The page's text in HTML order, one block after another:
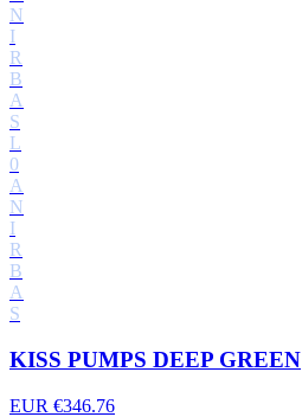
N
I
R
B
A
S
L
0
A
N
I
R
B
A
S
KISS PUMPS DEEP GREEN
EUR €346.76